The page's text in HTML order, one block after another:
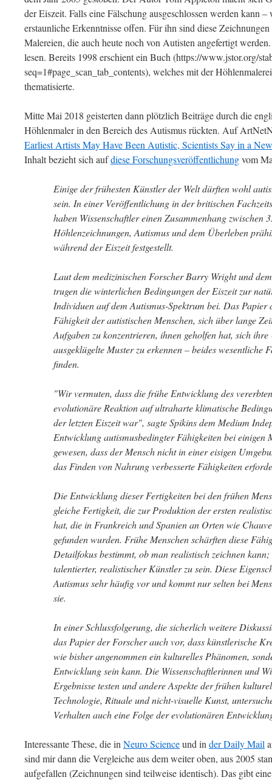
der Eiszeit. Falls eine Fälschung ausgeschlossen werden kann
erstaunliche Erkenntnisse offen. Für ihn sind diese
Malereien, die auch heute noch von Autisten angefertigt
lesen. Bereits 1998 erschient ein Buch (https://www.jstor.org/
seq=1#page_scan_tab_contents), welches mit der
thematisierte.
Mitte Mai 2018 geisterten dann plötzlich Beiträge durch die
Höhlenmaler in den Bereich des Autismus rückten. Auf
Earliest Artists May Have Been Autistic, Scientists Say in a
Inhalt bezieht sich aufdiese Forschungsveröffentlichungvom
Einige der frühesten Künstler der Welt dürften wohl
sein. In einer Veröffentlichung in der britischen
haben Wissenschaftler einen Zusammenhang zwischen
Höhlenzeichnungen, Autismus und dem Überleben
während der Eiszeit festgestellt.
Laut dem medizinischen Forscher Barry Wright und
trugen die winterlichen Bedingungen der Eiszeit zur
Individuen auf dem Autismus-Spektrum bei. Das Papier
Fähigkeit der autistischen Menschen, sich über lange
Aufgaben zu konzentrieren, ihnen geholfen hat, sich
ausgeklügelte Muster zu erkennen – beides wesentliche
finden.
"Wir vermuten, dass die frühe Entwicklung des
evolutionäre Reaktion auf ultraharte klimatische
der letzten Eiszeit war", sagte Spikins dem Medium
Entwicklung autismusbedingter Fähigkeiten bei einigen
gewesen, dass der Mensch nicht in einer eisigen
das Finden von Nahrung verbesserte Fähigkeiten
Die Entwicklung dieser Fertigkeiten bei den frühen
gleiche Fertigkeit, die zur Produktion der ersten
hat, die in Frankreich und Spanien an Orten wie
gefunden wurden. Frühe Menschen schärften diese
Detailfokus bestimmt, ob man realistisch zeichnen
talentierter, realistischer Künstler zu sein. Diese
Autismus sehr häufig vor und kommt nur selten bei
sie.
In einer Schlussfolgerung, die sicherlich weitere
das Papier der Forscher auch vor, dass künstlerische
wie bisher angenommen ein kulturelles Phänomen,
Entwicklung sein kann. Die Wissenschaftlerinnen und
Ergebnisse testen und andere Aspekte der frühen
Technologie, Rituale und nicht-visuelle Kunst,
Verhalten auch eine Folge der evolutionären
Interessante These, die in Neuro Scienceund in der Daily Mail
sind mir dann die Vergleiche aus dem weiter oben, aus 2005
aufgefallen (Zeichnungen sind teilweise identisch). Das gibt